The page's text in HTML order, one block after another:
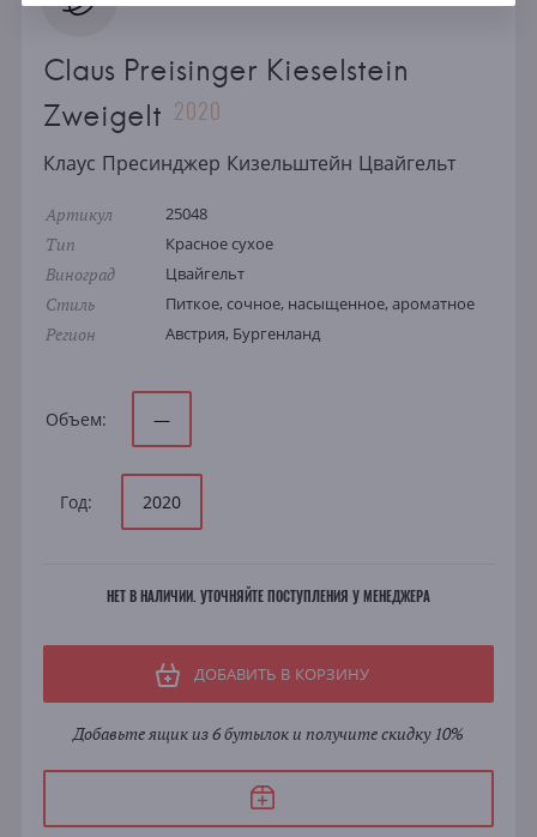
Claus Preisinger Kieselstein
Zweigelt 2020
Клаус Пресинджер Кизельштейн Цвайгельт
Артикул 25048
Тип Красное сухое
Виноград Цвайгельт
Стиль Питкое, сочное, насыщенное, ароматное
Регион Австрия, Бургенланд
Объем: —
Год: 2020
НЕТ В НАЛИЧИИ. УТОЧНЯЙТЕ ПОСТУПЛЕНИЯ У МЕНЕДЖЕРА
ДОБАВИТЬ В КОРЗИНУ
Добавьте ящик из 6 бутылок и получите скидку 10%